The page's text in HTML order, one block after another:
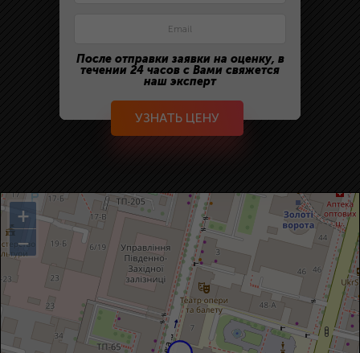
После отправки заявки на оценку, в
течении 24 часов с Вами свяжется
наш эксперт
УЗНАТЬ ЦЕНУ
+
−